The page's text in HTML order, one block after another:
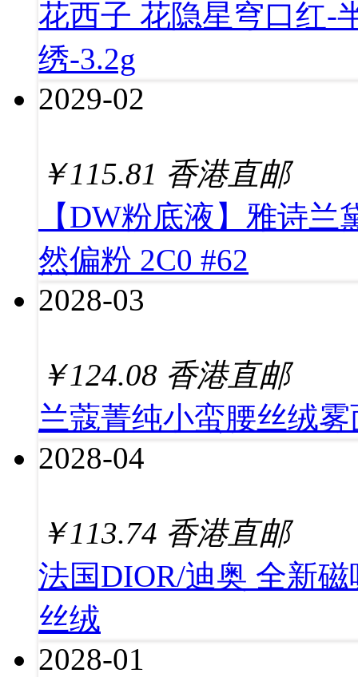
花西子 花隐星穹口红-
绣-3.2g
2029-02
￥115.81 香港直邮
【DW粉底液】雅诗
然偏粉 2C0 #62
2028-03
￥124.08 香港直邮
兰蔻菁纯小蛮腰丝绒
2028-04
￥113.74 香港直邮
法国DIOR/迪奥 全新
丝绒
2028-01